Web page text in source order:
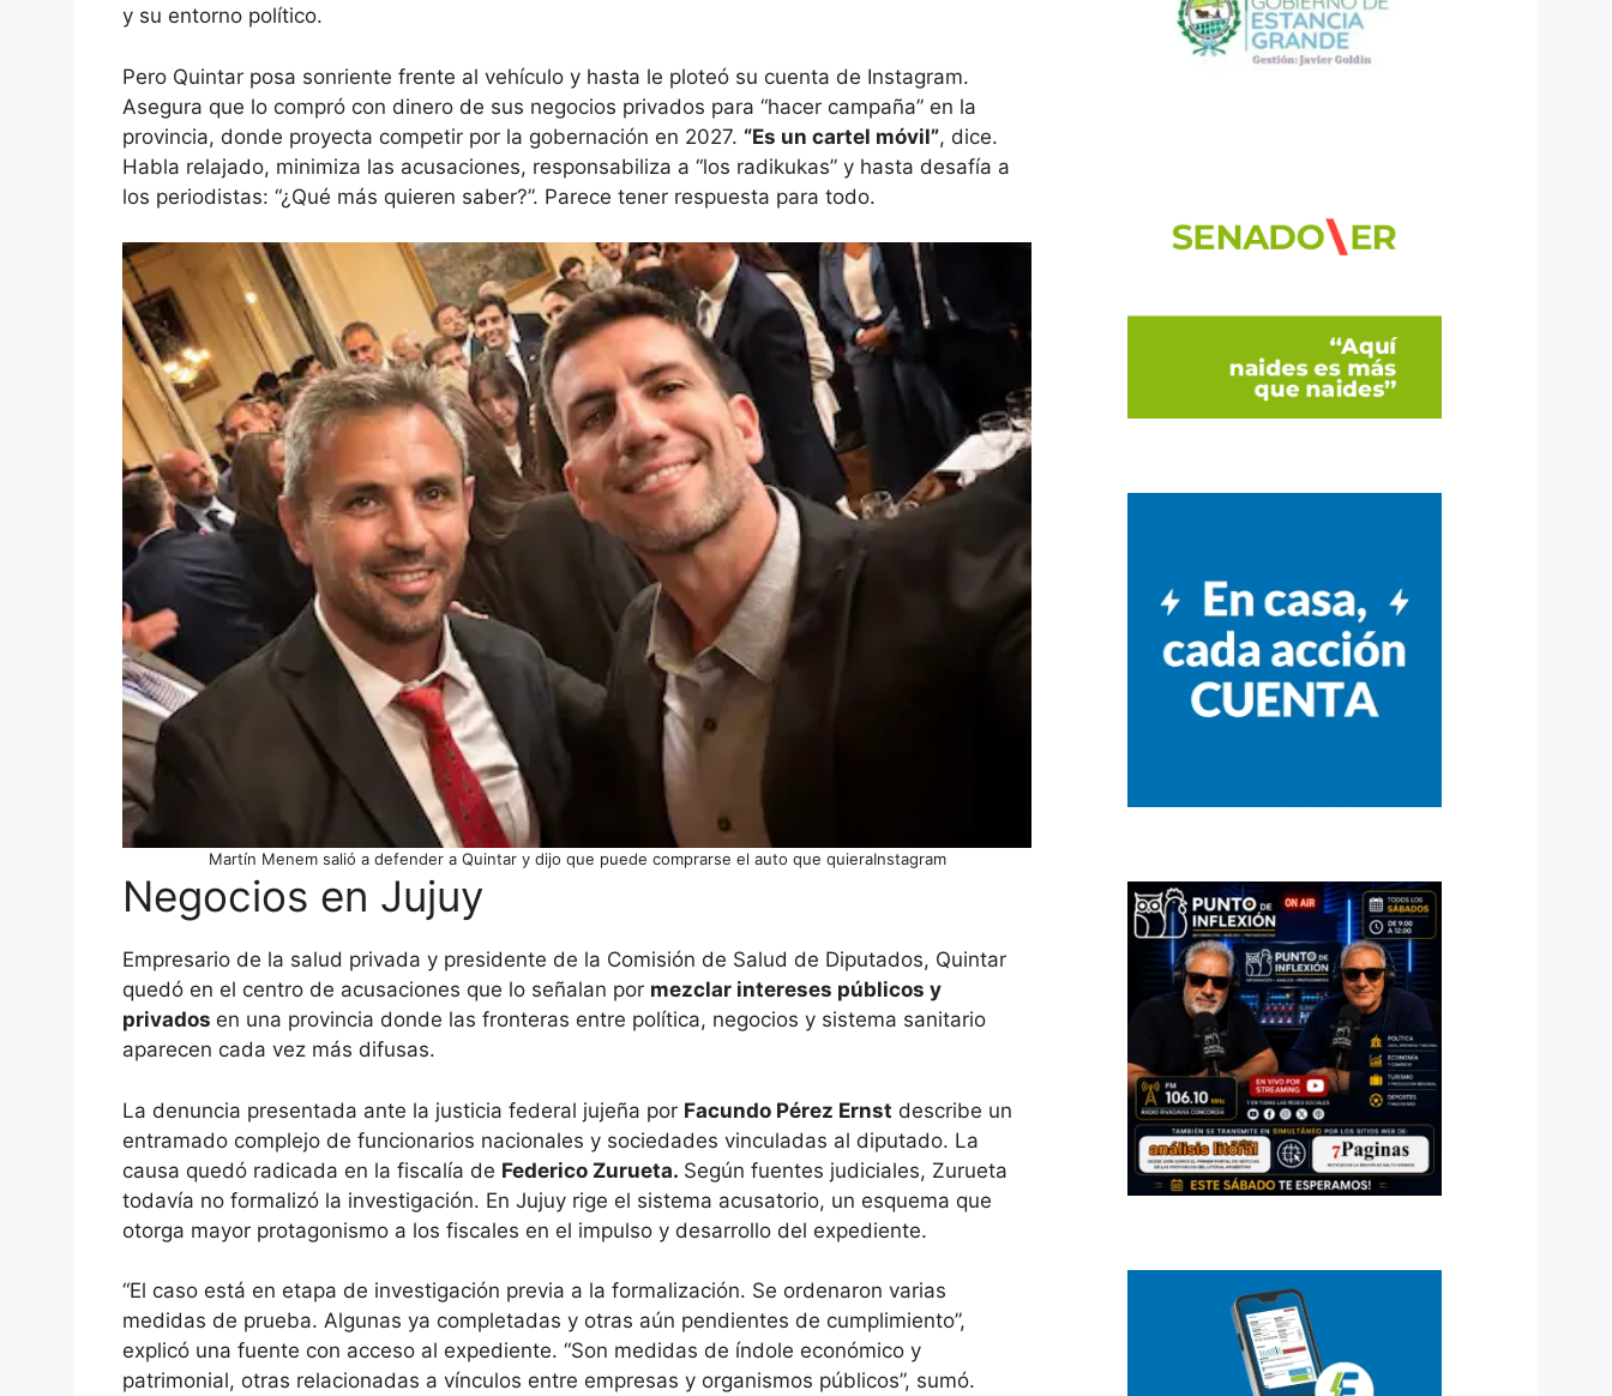
y su entorno político.
Pero Quintar posa sonriente frente al vehículo y hasta le ploteó su cuenta de Instagram.
Asegura que lo compró con dinero de sus negocios privados para “hacer campaña” en la
provincia, donde proyecta competir por la gobernación en 2027. “Es un cartel móvil”, dice.
Habla relajado, minimiza las acusaciones, responsabiliza a “los radikukas” y hasta desafía a
los periodistas: “¿Qué más quieren saber?”. Parece tener respuesta para todo.
Martín Menem salió a defender a Quintar y dijo que puede comprarse el auto que quieraInstagram
Negocios en Jujuy
Empresario de la salud privada y presidente de la Comisión de Salud de Diputados, Quintar
quedó en el centro de acusaciones que lo señalan por mezclar intereses públicos y
privados en una provincia donde las fronteras entre política, negocios y sistema sanitario
aparecen cada vez más difusas.
La denuncia presentada ante la justicia federal jujeña por Facundo Pérez Ernst describe un
entramado complejo de funcionarios nacionales y sociedades vinculadas al diputado. La
causa quedó radicada en la fiscalía de Federico Zurueta. Según fuentes judiciales, Zurueta
todavía no formalizó la investigación. En Jujuy rige el sistema acusatorio, un esquema que
otorga mayor protagonismo a los fiscales en el impulso y desarrollo del expediente.
“El caso está en etapa de investigación previa a la formalización. Se ordenaron varias
medidas de prueba. Algunas ya completadas y otras aún pendientes de cumplimiento”,
explicó una fuente con acceso al expediente. “Son medidas de índole económico y
patrimonial, otras relacionadas a vínculos entre empresas y organismos públicos”, sumó.